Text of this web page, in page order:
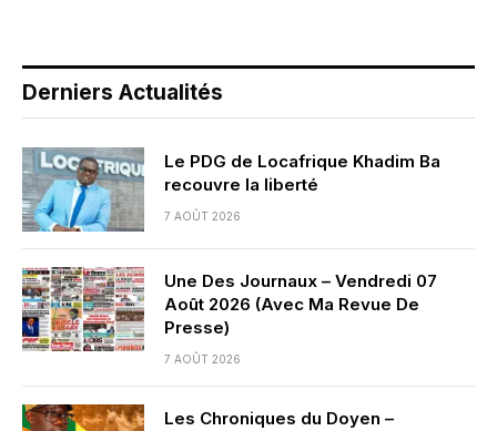
Derniers Actualités
Le PDG de Locafrique Khadim Ba
recouvre la liberté
7 AOÛT 2026
Une Des Journaux – Vendredi 07
Août 2026 (Avec Ma Revue De
Presse)
7 AOÛT 2026
Les Chroniques du Doyen –